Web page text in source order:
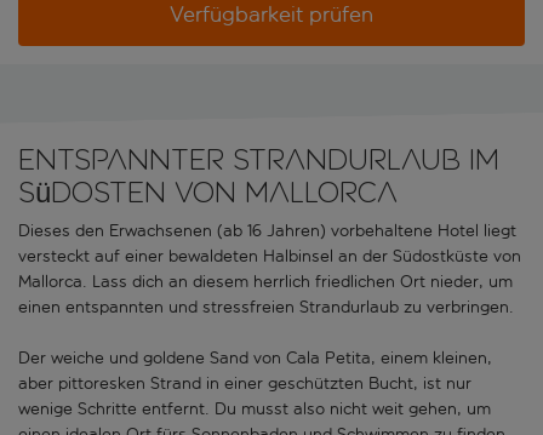
Verfügbarkeit prüfen
Entspannter Strandurlaub im
Südosten von Mallorca
Dieses den Erwachsenen (ab 16 Jahren) vorbehaltene Hotel liegt
versteckt auf einer bewaldeten Halbinsel an der Südostküste von
Mallorca. Lass dich an diesem herrlich friedlichen Ort nieder, um
einen entspannten und stressfreien Strandurlaub zu verbringen.
Der weiche und goldene Sand von Cala Petita, einem kleinen,
aber pittoresken Strand in einer geschützten Bucht, ist nur
wenige Schritte entfernt. Du musst also nicht weit gehen, um